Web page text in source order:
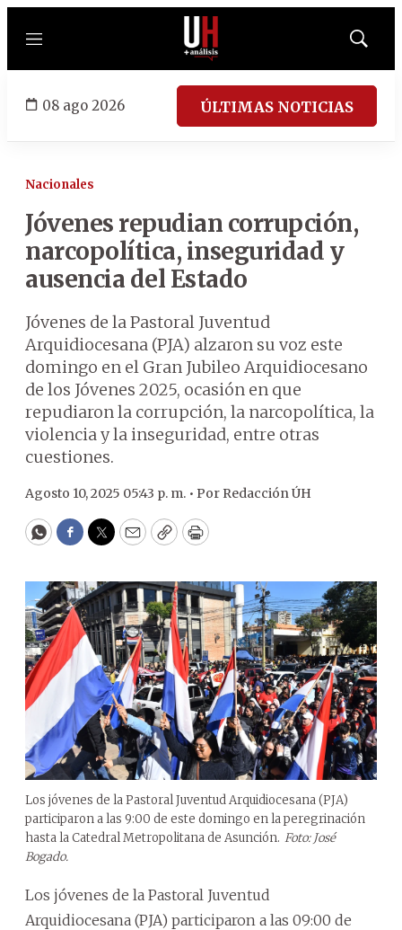
Menú
Mostrar
08 ago 2026 ÚLTIMAS NOTICIAS
Nacionales
Jóvenes repudian corrupción,
narcopolítica, inseguridad y
ausencia del Estado
Jóvenes de la Pastoral Juventud
Arquidiocesana (PJA) alzaron su voz este
domingo en el Gran Jubileo Arquidiocesano
de los Jóvenes 2025, ocasión en que
repudiaron la corrupción, la narcopolítica, la
violencia y la inseguridad, entre otras
cuestiones.
Agosto 10, 2025 05:43 p. m. • Por Redacción ÚH
WhatsApp
Facebook
Twitter
EmailCopyPrint
Los jóvenes de la Pastoral Juventud Arquidiocesana (PJA)
participaron a las 9:00 de este domingo en la peregrinación
hasta la Catedral Metropolitana de Asunción. Foto: José
Bogado.
Los jóvenes de la Pastoral Juventud
Arquidiocesana (PJA) participaron a las 09:00 de